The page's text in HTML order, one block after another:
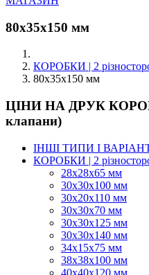
80х35х150 мм
КОРОБКИ | 2
80х35х150 мм
ЦІНИ НА ДРУК
клапани)
ІНШІ ТИПИ І
КОРОБКИ | 2
28х28х65 мм
30х30х100 мм
30х20х110 мм
30х30х70 мм
30х30х125 мм
30х30х140 мм
34х15х75 мм
38х38х100 мм
40х40х120 мм